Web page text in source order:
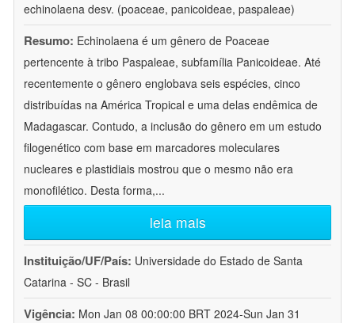
echinolaena desv. (poaceae, panicoideae, paspaleae)
Resumo: Echinolaena é um gênero de Poaceae
pertencente à tribo Paspaleae, subfamília Panicoideae. Até
recentemente o gênero englobava seis espécies, cinco
distribuídas na América Tropical e uma delas endêmica de
Madagascar. Contudo, a inclusão do gênero em um estudo
filogenético com base em marcadores moleculares
nucleares e plastidiais mostrou que o mesmo não era
monofilético. Desta forma,...
leia mais
Instituição/UF/País: Universidade do Estado de Santa
Catarina - SC - Brasil
Vigência: Mon Jan 08 00:00:00 BRT 2024-Sun Jan 31